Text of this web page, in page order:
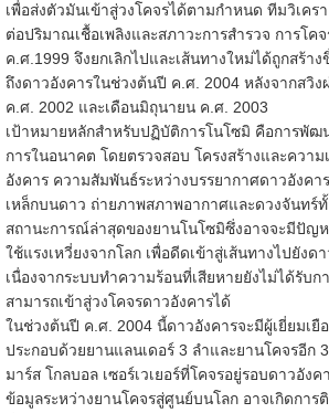
เพื่อส่งตัวมันเข้าสู่วงโคจรได้ตามกำหนด ทีมวิเคร
ต่อปริมาณเชื้อเพลิงและสภาวะการสำรวจ การโ
ค.ศ.1999 จึงยกเลิกไปและเส้นทางใหม่ได้ถูกสร้า
ถึงดาวอังคารในช่วงต้นปี ค.ศ. 2004 หลังจากสวิ
ค.ศ. 2002 และเดือนมิถุนายน ค.ศ. 2003
เป้าหมายหลักสำหรับปฏิบัติการโนโซมิ คือการพัฒ
การในอนาคต โดยตรวจสอบ โครงสร้างและควา
อังคาร ความสัมพันธ์ระหว่างบรรยากาศดาวอังค
เหล็กบนดาว ถ่ายภาพสภาพอากาศและดวงจันทร์ทั้
สถานะการณ์ล่าสุดของยานโนโซมิซึ่งอาจจะมีปัญ
ใช้แรงเหวี่ยงจากโลก เพื่อดีดเข้าสู่เส้นทางไปยัง
เนื่องจากระบบทำความร้อนที่เสียหายยังไม่ได้รับ
สามารถเข้าสู่วงโคจรดาวอังคารได้
ในช่วงต้นปี ค.ศ. 2004 นี้ดาวอังคารจะมีผู้เยี่ยมเ
ประกอบด้วยยานแลนเดอร์ 3 ลำและยานโคจรอีก
มาร์ส โกลบอล เซอร์เวเยอร์ที่โคจรอยู่รอบดาวอัง
ข้อมูลระหว่างยานโคจรสู่ศูนย์บนโลก อาจเกิดการ